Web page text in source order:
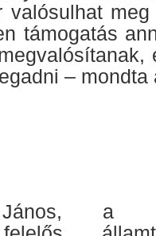
valósulhat
támogatás
– mondta
a